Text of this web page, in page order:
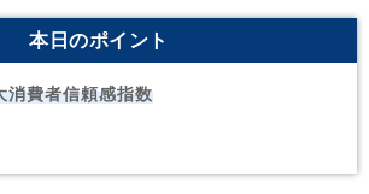
本日のポイント
消費者信頼感指数